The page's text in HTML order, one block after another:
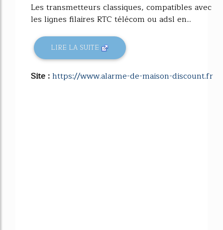
Les transmetteurs classiques, compatibles avec
les lignes filaires RTC télécom ou adsl en...
LIRE LA SUITE
Site :https://www.alarme-de-maison-discount.fr